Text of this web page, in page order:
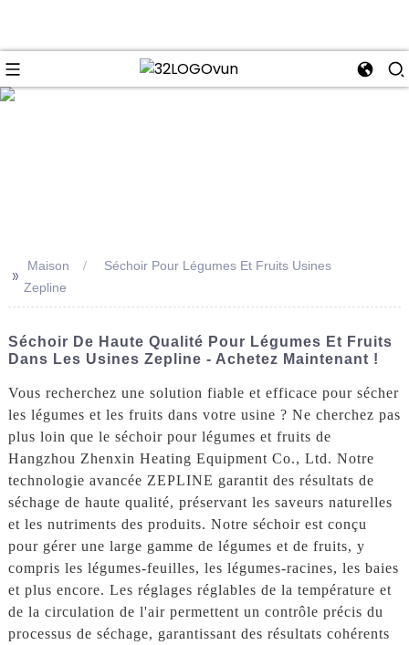
>> Maison
Séchoir Pour Légumes Et Fruits Usines
Zepline
Séchoir De Haute Qualité Pour Légumes Et Fruits
Dans Les Usines Zepline - Achetez Maintenant !
Vous recherchez une solution fiable et efficace pour sécher
les légumes et les fruits dans votre usine ? Ne cherchez pas
plus loin que le séchoir pour légumes et fruits de
Hangzhou Zhenxin Heating Equipment Co., Ltd. Notre
technologie avancée ZEPLINE garantit des résultats de
séchage de haute qualité, préservant les saveurs naturelles
et les nutriments des produits. Notre séchoir est conçu
pour gérer une large gamme de légumes et de fruits, y
compris les légumes-feuilles, les légumes-racines, les baies
et plus encore. Les réglages réglables de la température et
de la circulation de l'air permettent un contrôle précis du
processus de séchage, garantissant des résultats cohérents